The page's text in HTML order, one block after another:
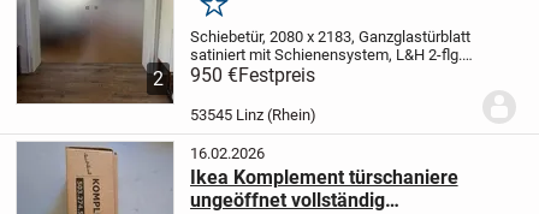
2
Merken
Schiebetür, 2080 x 2183, Ganzglastürblatt
satiniert mit Schienensystem, L&H 2-flg.
auf Wand, sehr guter Zustand
ESG -Satinato matt mit STC,
System TVIN 2.0, eckig, ähnlich...
950 €Festpreis
53545 Linz (Rhein)
16.02.2026
Ikea Komplement türschaniere
ungeöffnet vollständig